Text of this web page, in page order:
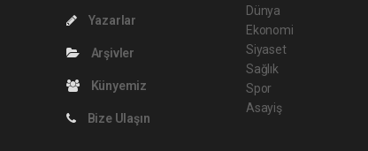
Yazarlar
Arşivler
Künyemiz
Bize Ulaşın
Dünya
Ekonomi
Siyaset
Sağlık
Spor
Asayiş